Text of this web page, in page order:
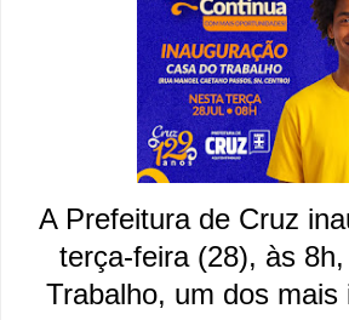
A Prefeitura de Cruz
terça-feira (28), às
Trabalho, um dos mais